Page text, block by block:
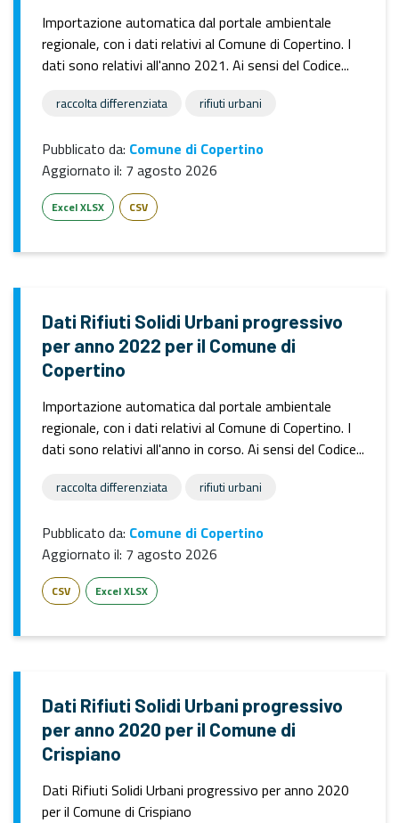
Importazione automatica dal portale ambientale
regionale, con i dati relativi al Comune di Copertino. I
dati sono relativi all'anno 2021. Ai sensi del Codice...
raccolta differenziata rifiuti urbani
Pubblicato da: Comune di Copertino
Aggiornato il: 7 agosto 2026
Excel XLSX CSV
Dati Rifiuti Solidi Urbani progressivo
per anno 2022 per il Comune di
Copertino
Importazione automatica dal portale ambientale
regionale, con i dati relativi al Comune di Copertino. I
dati sono relativi all'anno in corso. Ai sensi del Codice...
raccolta differenziata rifiuti urbani
Pubblicato da: Comune di Copertino
Aggiornato il: 7 agosto 2026
CSV Excel XLSX
Dati Rifiuti Solidi Urbani progressivo
per anno 2020 per il Comune di
Crispiano
Dati Rifiuti Solidi Urbani progressivo per anno 2020
per il Comune di Crispiano